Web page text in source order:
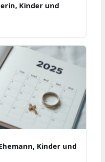
Kinder und
Kinder und